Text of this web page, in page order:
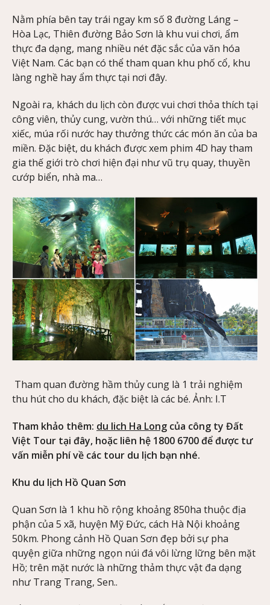
Nằm phía bên tay trái ngay km số 8 đường Láng –
Hòa Lạc, Thiên đường Bảo Sơn là khu vui chơi, ẩm
thực đa dạng, mang nhiều nét đặc sắc của văn hóa
Việt Nam. Các bạn có thể tham quan khu phố cổ, khu
làng nghề hay ẩm thực tại nơi đây.
Ngoài ra, khách du lịch còn được vui chơi thỏa thích tại
công viên, thủy cung, vườn thú… với những tiết mục
xiếc, múa rối nước hay thưởng thức các món ăn của ba
miền. Đặc biệt, du khách được xem phim 4D hay tham
gia thế giới trò chơi hiện đại như vũ trụ quay, thuyền
cướp biển, nhà ma…
Tham quan đường hầm thủy cung là 1 trải nghiệm
thu hút cho du khách, đặc biệt là các bé. Ảnh: I.T
Tham khảo thêm: du lich Ha Long của công ty Đất
Việt Tour tại đây, hoặc liên hệ 1800 6700 để được tư
vấn miễn phí về các tour du lịch bạn nhé.
Khu du lịch Hồ Quan Sơn
Quan Sơn là 1 khu hồ rộng khoảng 850ha thuộc địa
phận của 5 xã, huyện Mỹ Đức, cách Hà Nội khoảng
50km. Phong cảnh Hồ Quan Sơn đẹp bởi sự pha
quyện giữa những ngọn núi đá vôi lừng lững bên mặt
Hồ; trên mặt nước là những thảm thực vật đa dạng
như Trang Trang, Sen..